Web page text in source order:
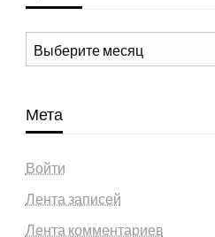
Архивы
Мета
Войти
Лента записей
Лента комментариев